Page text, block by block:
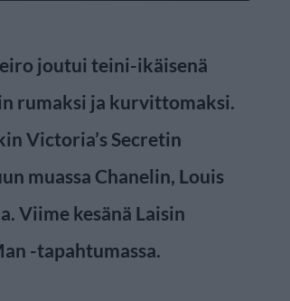
joutui teini-ikäisenä
rumaksi ja kurvittomaksi.
Victoria’s Secretin
muassa Chanelin, Louis
Viime kesänä Laisin
-tapahtumassa.